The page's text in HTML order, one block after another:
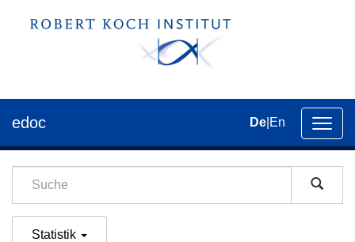
der
edoc De En
Statistik